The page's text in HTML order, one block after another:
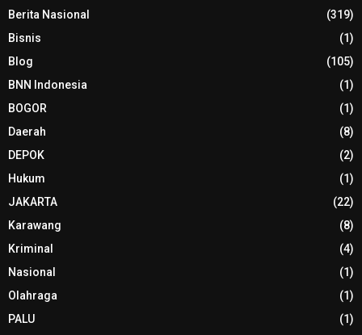
Berita Nasional
(319)
Bisnis
(1)
Blog
(105)
BNN Indonesia
(1)
BOGOR
(1)
Daerah
(8)
DEPOK
(2)
Hukum
(1)
JAKARTA
(22)
Karawang
(8)
Kriminal
(4)
Nasional
(1)
Olahraga
(1)
PALU
(1)